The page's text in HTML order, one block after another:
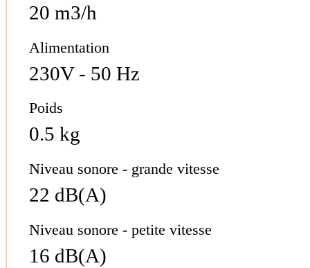
20 m3/h
Alimentation
230V - 50 Hz
Poids
0.5 kg
Niveau sonore - grande vitesse
22 dB(A)
Niveau sonore - petite vitesse
16 dB(A)